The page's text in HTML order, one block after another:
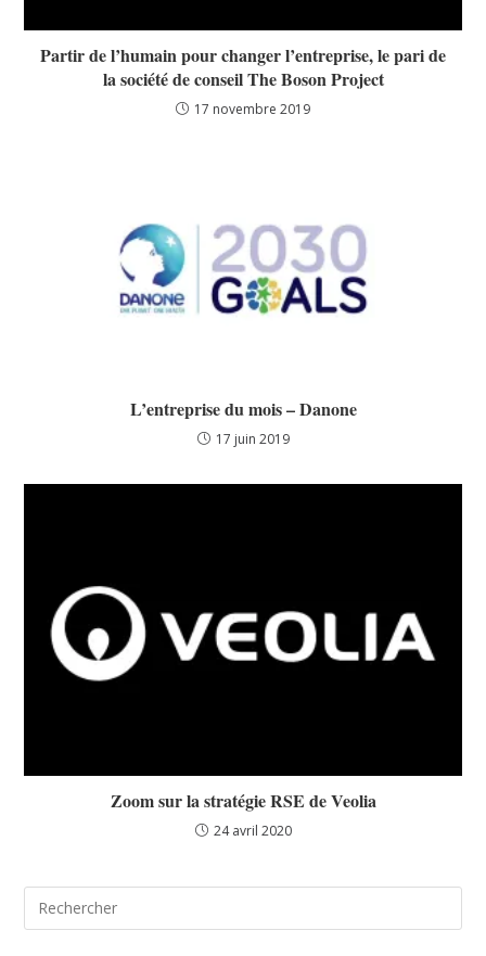
Partir de l’humain pour changer l’entreprise, le pari de
la société de conseil The Boson Project
17 novembre 2019
L’entreprise du mois – Danone
17 juin 2019
Zoom sur la stratégie RSE de Veolia
24 avril 2020